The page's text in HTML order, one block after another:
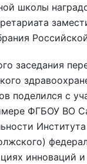
школы
заседания
поделился с
ФГБОУ ВО
инноваций